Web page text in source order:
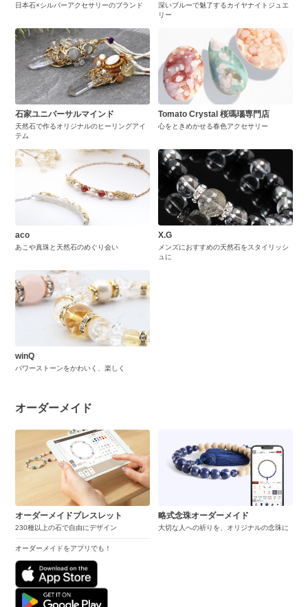
日本石×シルバーアクセサリーのブランド
深いブルーで魅了するカイヤナイトジュエ
リー
石家ユニバーサルマインド
天然石で作るオリジナルのヒーリングアイ
テム
Tomato Crystal 桜瑪瑙専門店
心をときめかせる春色アクセサリー
aco
あこや真珠と天然石のめぐり会い
X.G
メンズにおすすめの天然石をスタイリッシ
ュに
winQ
パワーストーンをかわいく、楽しく
オーダーメイド
オーダーメイドブレスレット
230種以上の石で自由にデザイン
オーダーメイドをアプリでも！
略式念珠オーダーメイド
大切な人への祈りを、オリジナルの念珠に